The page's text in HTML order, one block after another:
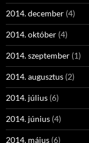
2014. december (4)
2014. október (4)
2014. szeptember (1)
2014. augusztus (2)
2014. július (6)
2014. június (4)
2014. május (6)